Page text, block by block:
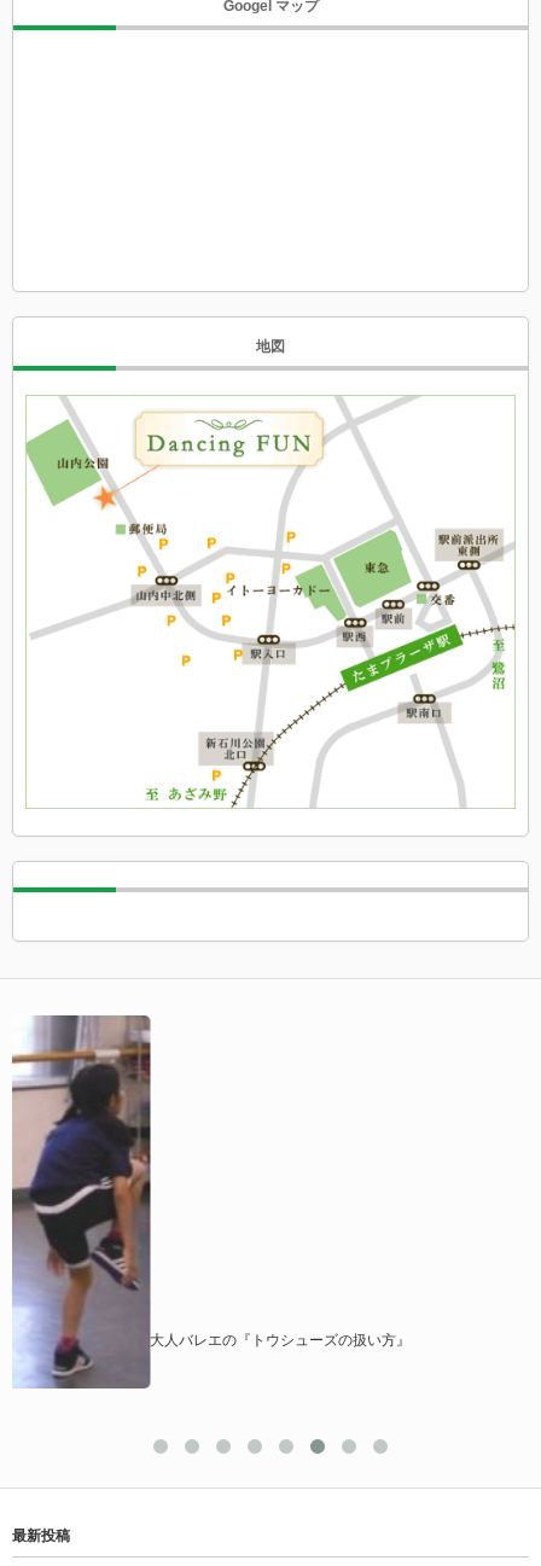
Googel マップ
地図
大人バレエの『トウシューズの扱い方』
最新投稿